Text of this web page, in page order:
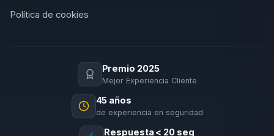
Política de cookies
Premio 2025
Mejor Experiencia Cliente
45 años
de experiencia en seguridad
Respuesta < 20 seg